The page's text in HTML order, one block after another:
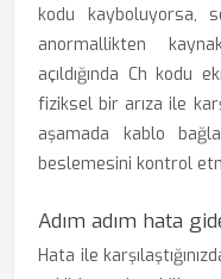
kodu kayboluyorsa,
anormallikten
açıldığında Ch kodu
fiziksel bir arıza ile
aşamada kablo
beslemesini kontrol
Adım adım hata
Hata ile